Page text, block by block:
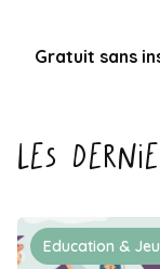
Gratuit sans
Les
Education &